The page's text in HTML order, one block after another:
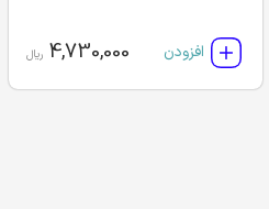
افزودن 4,730,000 ریال